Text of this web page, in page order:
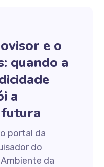
e o
quando a
a
portal da
do
da